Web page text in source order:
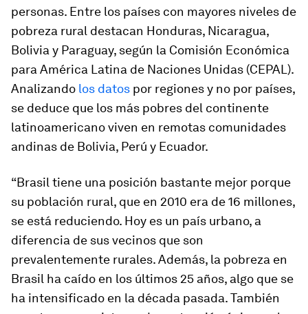
personas. Entre los países con mayores niveles de
pobreza rural destacan Honduras, Nicaragua,
Bolivia y Paraguay, según la Comisión Económica
para América Latina de Naciones Unidas (CEPAL).
Analizando los datos por regiones y no por países,
se deduce que los más pobres del continente
latinoamericano viven en remotas comunidades
andinas de Bolivia, Perú y Ecuador.
“Brasil tiene una posición bastante mejor porque
su población rural, que en 2010 era de 16 millones,
se está reduciendo. Hoy es un país urbano, a
diferencia de sus vecinos que son
prevalentemente rurales. Además, la pobreza en
Brasil ha caído en los últimos 25 años, algo que se
ha intensificado en la década pasada. También